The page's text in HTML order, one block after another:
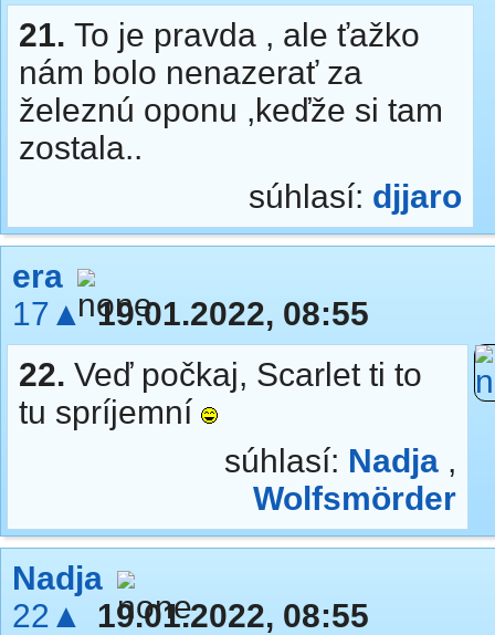
21. To je pravda , ale ťažko
nám bolo nenazerať za
železnú oponu ,keďže si tam
zostala..
súhlasí: djjaro
era
17▲ 19.01.2022, 08:55
22. Veď počkaj, Scarlet ti to
tu spríjemní
súhlasí: Nadja ,
Wolfsmörder
Nadja
22▲
19.01.2022, 08:55